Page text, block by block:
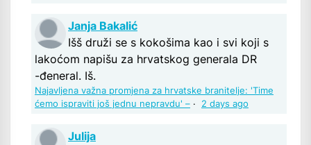
Janja Bakalić
Išš druži se s kokošima kao i svi koji s
lakoćom napišu za hrvatskog generala DR
-đeneral. Iš.
Najavljena važna promjena za hrvatske branitelje: 'Time
ćemo ispraviti još jednu nepravdu' – · 2 days ago
Julija